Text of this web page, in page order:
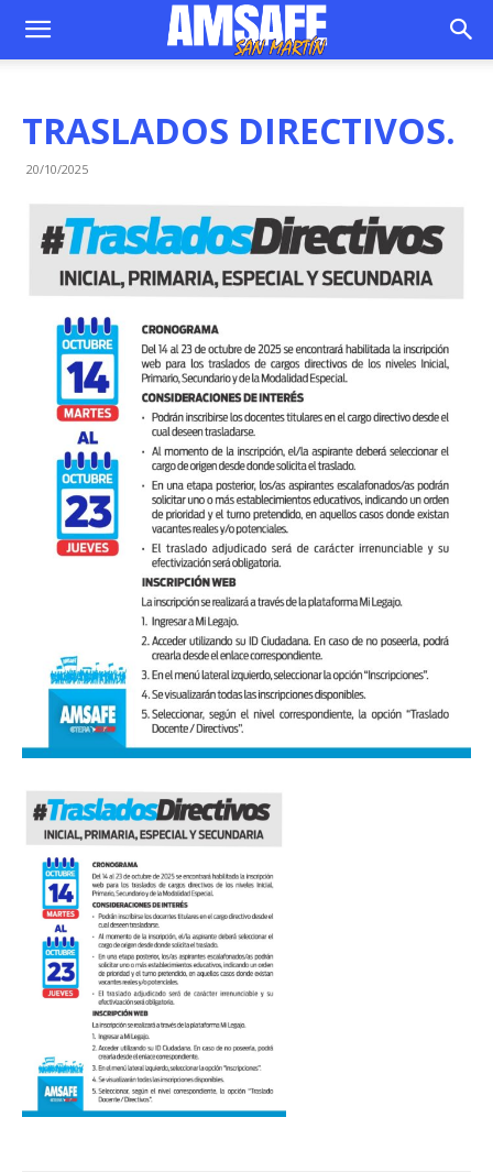
TRASLADOS DIRECTIVOS.
20/10/2025